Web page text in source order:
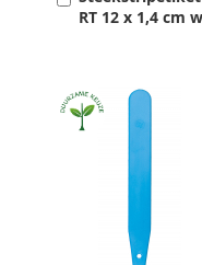
RT 12 x 1,4 cm